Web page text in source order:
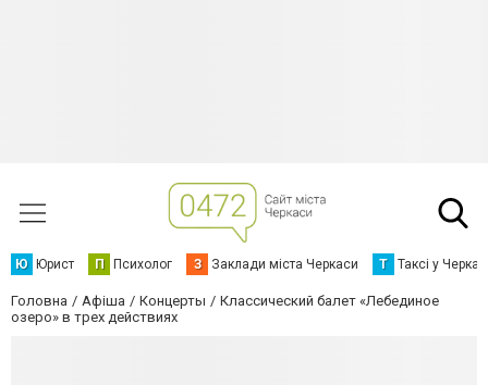
Ю Юрист П Психолог З Заклади міста Черкаси Т Таксі у
Головна Афіша Концерты
Классический балет «Лебединое
озеро» в трех действиях